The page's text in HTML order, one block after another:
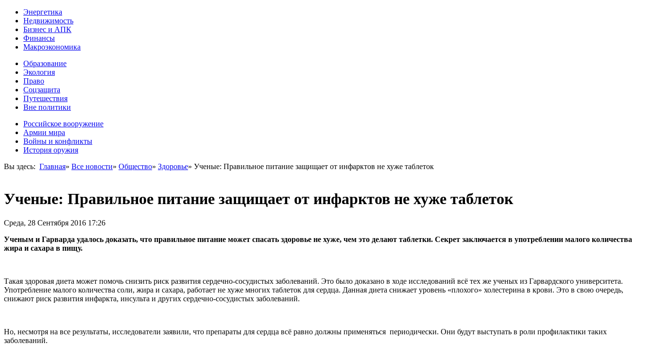
Энергетика
Недвижимость
Бизнес и АПК
Финансы
Макроэкономика
Образование
Экология
Право
Соцзащита
Путешествия
Вне политики
Российское вооружение
Армии мира
Войны и конфликты
История оружия
Вы здесь: Главная» Все новости» Общество» Здоровье» Ученые: Правильное питание защищает от инфарктов не хуже таблеток
Ученые: Правильное питание защищает от инфарктов не хуже таблеток
Среда, 28 Сентября 2016 17:26
Ученым и Гарварда удалось доказать, что правильное питание может спасать здоровье не хуже, чем это делают таблетки. Секрет заключается в употреблении малого количества
жира и сахара в пищу.
Такая здоровая диета может помочь снизить риск развития сердечно-сосудистых заболеваний. Это было доказано в ходе исследований всё тех же ученых из Гарвардского университета.
Употребление малого количества соли, жира и сахара, работает не хуже многих таблеток для сердца. Данная диета снижает уровень «плохого» холестерина в крови. Это в свою очередь,
снижают риск развития инфаркта, инсульта и других сердечно-сосудистых заболеваний.
Но, несмотря на все результаты, исследователи заявили, что препараты для сердца всё равно должны применяться периодически. Они будут выступать в роли профилактики таких
заболеваний.